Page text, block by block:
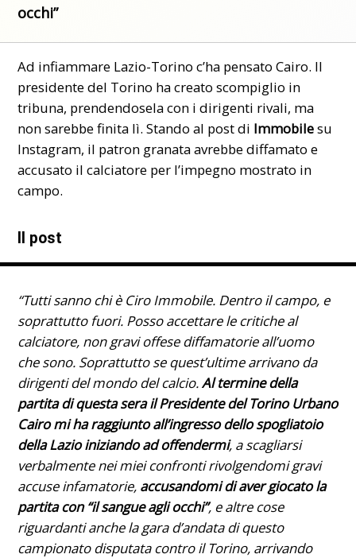
occhi”
Ad infiammare Lazio-Torino c’ha pensato Cairo. Il
presidente del Torino ha creato scompiglio in
tribuna, prendendosela con i dirigenti rivali, ma
non sarebbe finita lì. Stando al post di Immobilesu
Instagram, il patron granata avrebbe diffamato e
accusato il calciatore per l’impegno mostrato in
campo.
Il post
“Tutti sanno chi è Ciro Immobile. Dentro il campo, e
soprattutto fuori. Posso accettare le critiche al
calciatore, non gravi offese diffamatorie all’uomo
che sono. Soprattutto se quest’ultime arrivano da
dirigenti del mondo del calcio.Al termine della
partita di questa sera il Presidente del Torino Urbano
Cairo mi ha raggiunto all’ingresso dello spogliatoio
della Lazio iniziando ad offendermi, a scagliarsi
verbalmente nei miei confronti rivolgendomi gravi
accuse infamatorie, accusandomi di aver giocato la
partita con “il sangue agli occhi”, e altre cose
riguardanti anche la gara d’andata di questo
campionato disputata contro il Torino, arrivando